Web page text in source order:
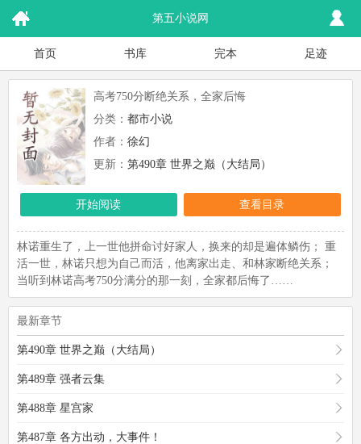
第五小说网
首页 书库 完本 足迹
高考750分断绝关系，全家后悔
分类：都市小说
作者：徐幻
更新：第490章 世界之巅（大结局）
开始阅读 查看目录
林诺重生了，上一世他拼命讨好家人，换来的却是遍体鳞伤； 重
活一世，林诺只想为自己而活，他离家出走、和林家断绝关系；
当听到林诺高考750分满分的那一刻，全家都后悔了……
最新章节
第490章 世界之巅（大结局）
第489章 强者云集
第488章 星宫家
第487章 各方出动，大事件！